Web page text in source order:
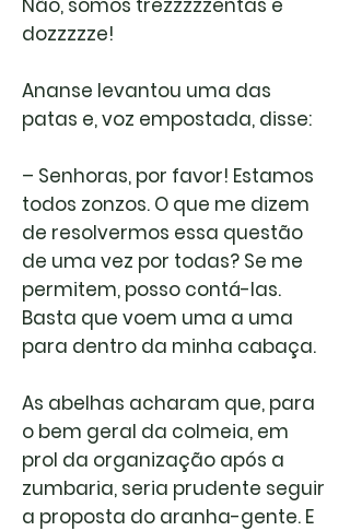
Não, somos trezzzzzentas e
dozzzzze!
Ananse levantou uma das
patas e, voz empostada, disse:
– Senhoras, por favor! Estamos
todos zonzos. O que me dizem
de resolvermos essa questão
de uma vez por todas? Se me
permitem, posso contá-las.
Basta que voem uma a uma
para dentro da minha cabaça.
As abelhas acharam que, para
o bem geral da colmeia, em
prol da organização após a
zumbaria, seria prudente seguir
a proposta do aranha-gente. E